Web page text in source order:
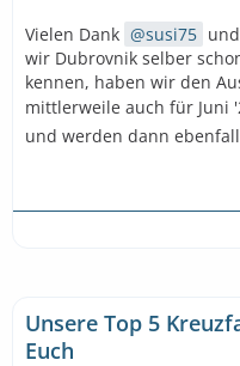
Vielen Dank susi75 und
wir Dubrovnik selber
kennen, haben wir den
mittlerweile auch für Juni
und werden dann
Unsere Top 5
Euch